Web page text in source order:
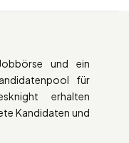
und ein
für
erhalten
Kandidaten und